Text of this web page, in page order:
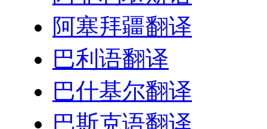
阿塞拜疆翻译
巴利语翻译
巴什基尔翻译
巴斯克语翻译